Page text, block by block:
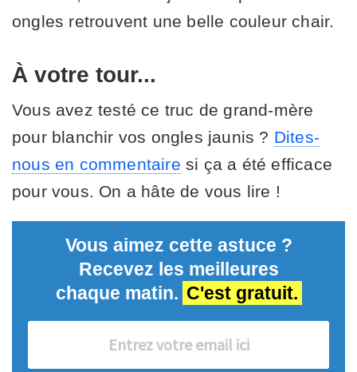
ongles retrouvent une belle couleur chair.
À votre tour...
Vous avez testé ce truc de grand-mère
pour blanchir vos ongles jaunis ? Dites-
nous en commentaire si ça a été efficace
pour vous. On a hâte de vous lire !
Vous aimez cette astuce ?
Recevez les meilleures
chaque matin. C'est gratuit.